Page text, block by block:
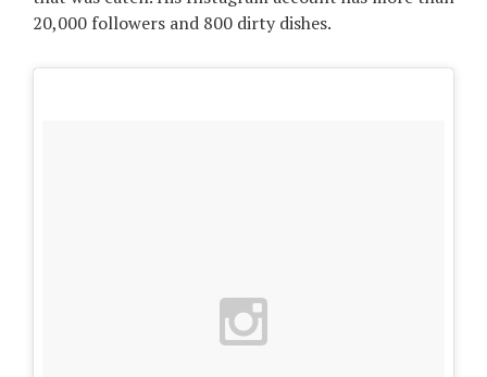
RU
UA
20,000 followers and 800 dirty dishes.